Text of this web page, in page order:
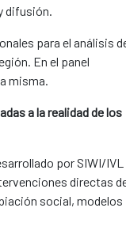
difusión.
para el análisis
En el panel
misma.
a la realidad de los
por SIWI/IVL
directas
social, modelos